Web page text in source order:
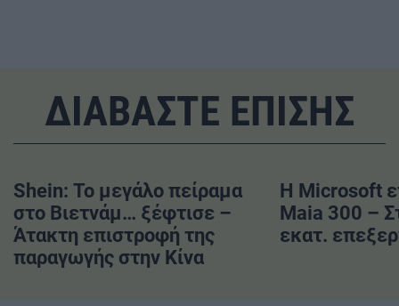
ΔΙΑΒΑΣΤΕ ΕΠΙΣΗΣ
Shein: Το μεγάλο πείραμα
στο Βιετνάμ… ξέφτισε –
Άτακτη επιστροφή της
παραγωγής στην Κίνα
Η Microsoft
Maia 300 –
εκατ.